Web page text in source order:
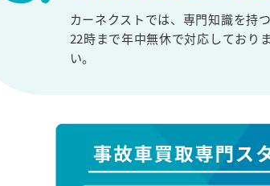
カーネクストでは、専門知識を持
22時まで年中無休で対応しており
い。